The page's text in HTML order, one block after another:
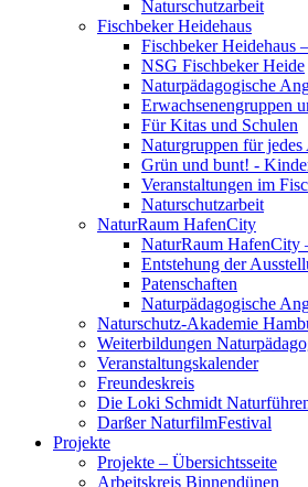
Naturschutzarbeit
Fischbeker Heidehaus
Fischbeker Heidehaus
NSG Fischbeker Heide
Naturpädagogische
Erwachsenengruppen
Für Kitas und Schulen
Naturgruppen für
Grün und bunt! -
Veranstaltungen im
Naturschutzarbeit
NaturRaum HafenCity
NaturRaum HafenCity
Entstehung der
Patenschaften
Naturpädagogische
Naturschutz-Akademie
Weiterbildungen
Veranstaltungskalender
Freundeskreis
Die Loki Schmidt
Darßer NaturfilmFestival
Projekte
Projekte – Übersichtsseite
Arbeitskreis Binnendünen